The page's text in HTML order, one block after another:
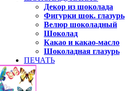
Декор из шоколада
Фигурки шок. глазурь
Велюр шоколадный
Шоколад
Какао и какао-масло
Шоколадная глазурь
ПЕЧАТЬ